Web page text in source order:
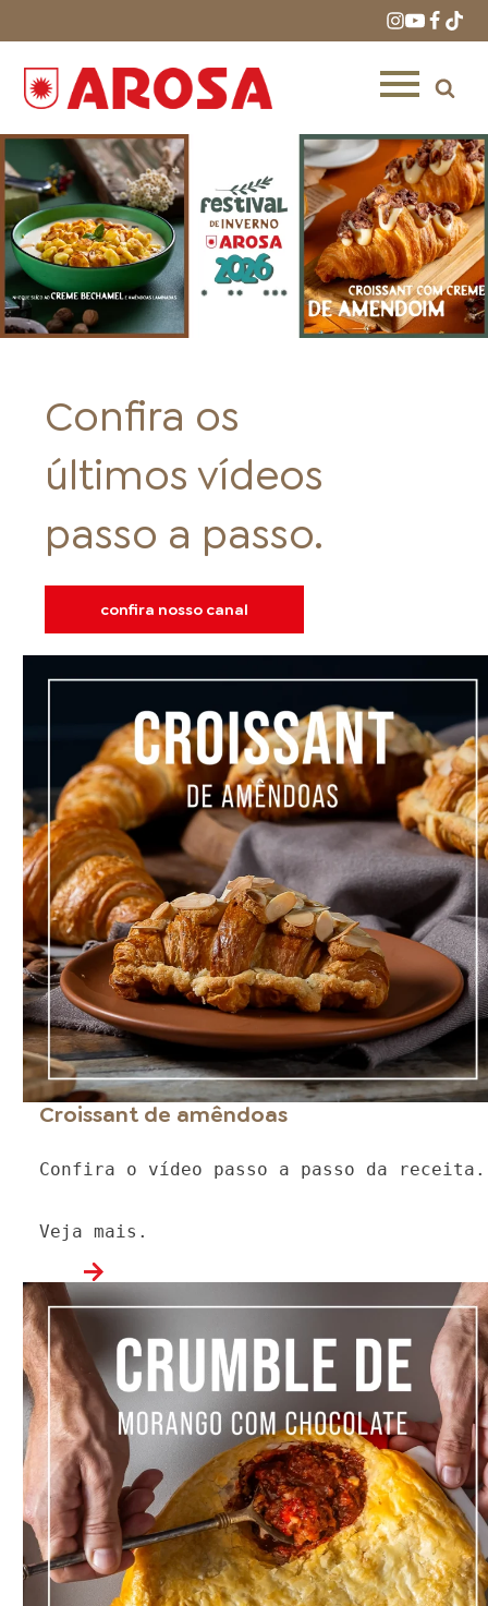
HOME RECEITAS PRODUTOS
FOOD SERVICE EMPRESA
INVERNO SAC ACESSO PARA PARCEIROS
Confira os
últimos vídeos
passo a passo.
confira nosso canal
Croissant de amêndoas
Confira o vídeo passo a passo da receita.
Veja mais.